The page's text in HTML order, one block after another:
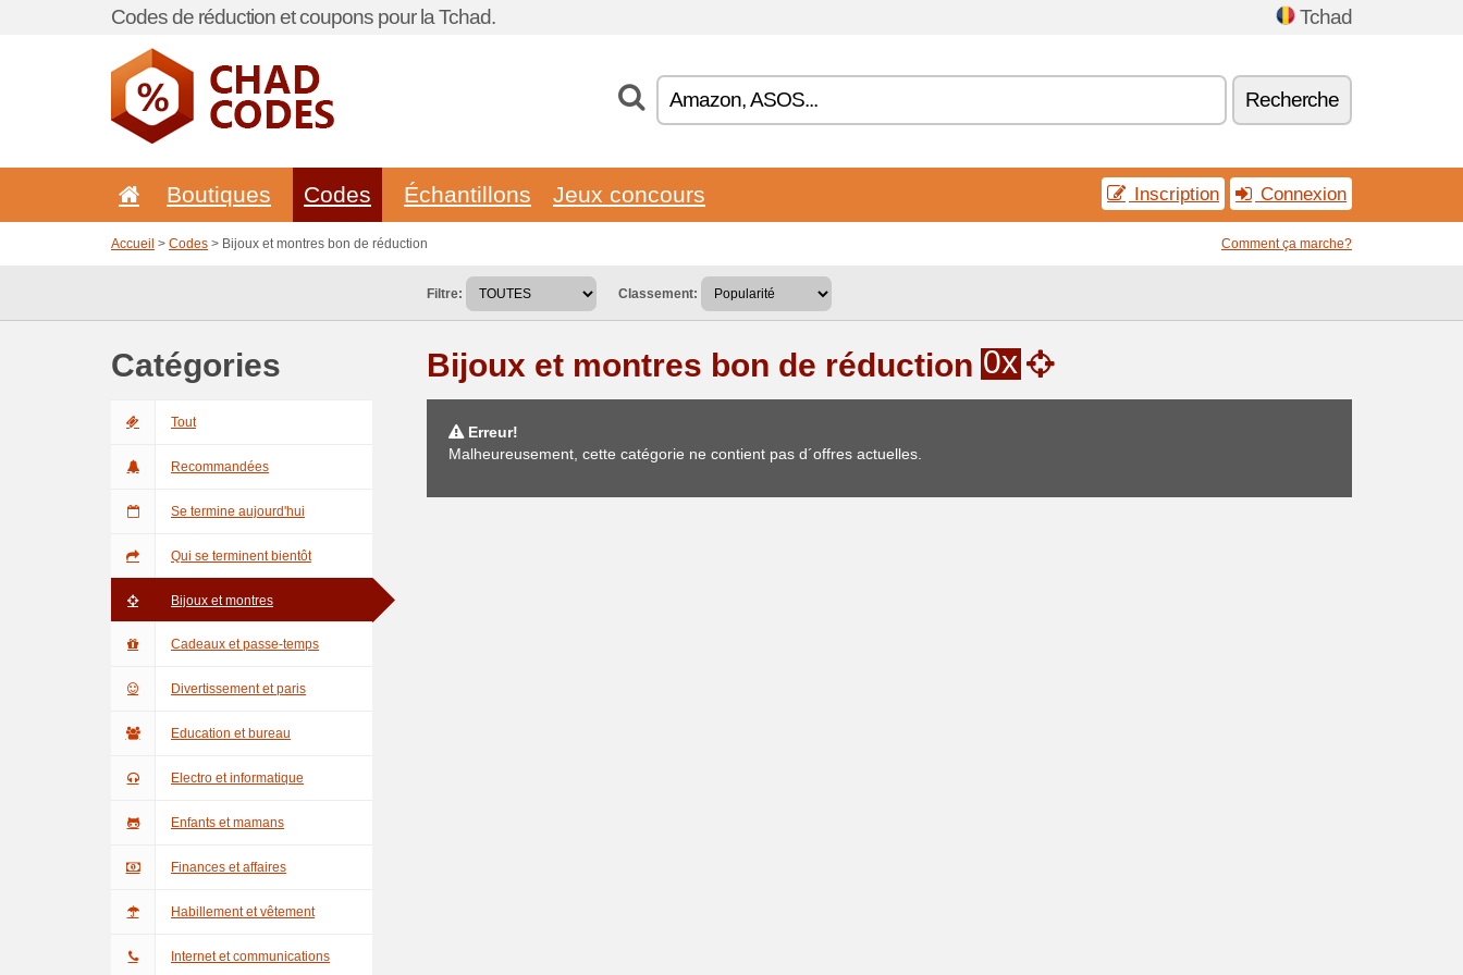
Codes de réduction et coupons pour la Tchad. Tchad
Recherche
Boutiques Codes Échantillons Jeux concours Inscription Connexion
Accueil > Codes > Bijoux et montres bon de réduction Comment ça marche?
Filtre: Classement:
Catégories
Tout
Recommandées
Se termine aujourd'hui
Qui se terminent bientôt
Bijoux et montres
Cadeaux et passe-temps
Divertissement et paris
Education et bureau
Electro et informatique
Enfants et mamans
Finances et affaires
Habillement et vêtement
Internet et communications
Bijoux et montres bon de réduction 0x
Erreur!
Malheureusement, cette catégorie ne contient pas d´offres actuelles.